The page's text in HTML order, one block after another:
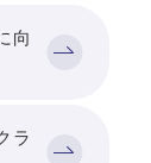
向
ラ